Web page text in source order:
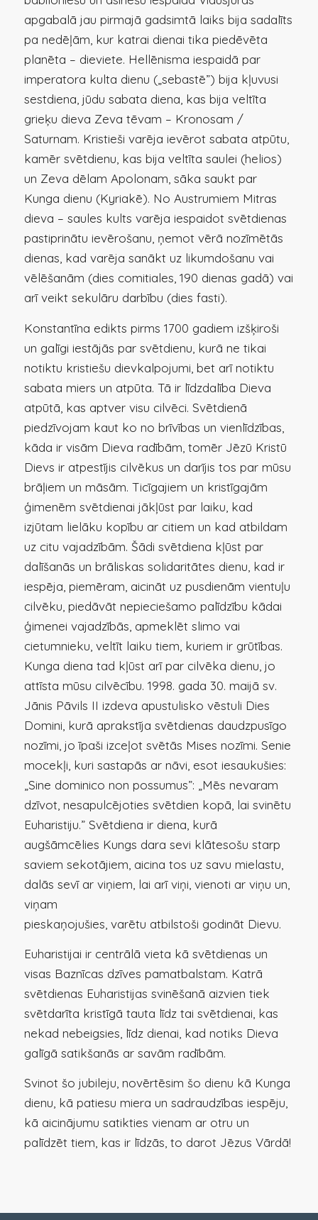
apgabalā jau pirmajā gadsimtā laiks bija sadalīts
pa nedēļām, kur katrai dienai tika piedēvēta
planēta – dieviete. Hellēnisma iespaidā par
imperatora kulta dienu („sebastē”) bija kļuvusi
sestdiena, jūdu sabata diena, kas bija veltīta
grieķu dieva Zeva tēvam – Kronosam /
Saturnam. Kristieši varēja ievērot sabata atpūtu,
kamēr svētdienu, kas bija veltīta saulei (helios)
un Zeva dēlam Apolonam, sāka saukt par
Kunga dienu (Kyriakē). No Austrumiem Mitras
dieva – saules kults varēja iespaidot svētdienas
pastiprinātu ievērošanu, ņemot vērā nozīmētās
dienas, kad varēja sanākt uz likumdošanu vai
vēlēšanām (dies comitiales, 190 dienas gadā) vai
arī veikt sekulāru darbību (dies fasti).
Konstantīna edikts pirms 1700 gadiem izšķiroši
un galīgi iestājās par svētdienu, kurā ne tikai
notiktu kristiešu dievkalpojumi, bet arī notiktu
sabata miers un atpūta. Tā ir līdzdalība Dieva
atpūtā, kas aptver visu cilvēci. Svētdienā
piedzīvojam kaut ko no brīvības un vienlīdzības,
kāda ir visām Dieva radībām, tomēr Jēzū Kristū
Dievs ir atpestījis cilvēkus un darījis tos par mūsu
brāļiem un māsām. Ticīgajiem un kristīgajām
ģimenēm svētdienai jākļūst par laiku, kad
izjūtam lielāku kopību ar citiem un kad atbildam
uz citu vajadzībām. Šādi svētdiena kļūst par
dalīšanās un brāliskas solidaritātes dienu, kad ir
iespēja, piemēram, aicināt uz pusdienām vientuļu
cilvēku, piedāvāt nepieciešamo palīdzību kādai
ģimenei vajadzībās, apmeklēt slimo vai
cietumnieku, veltīt laiku tiem, kuriem ir grūtības.
Kunga diena tad kļūst arī par cilvēka dienu, jo
attīsta mūsu cilvēcību. 1998. gada 30. maijā sv.
Jānis Pāvils II izdeva apustulisko vēstuli Dies
Domini, kurā aprakstīja svētdienas daudzpusīgo
nozīmi, jo īpaši izceļot svētās Mises nozīmi. Senie
mocekļi, kuri sastapās ar nāvi, esot iesaukušies:
„Sine dominico non possumus”: „Mēs nevaram
dzīvot, nesapulcējoties svētdien kopā, lai svinētu
Euharistiju.” Svētdiena ir diena, kurā
augšāmcēlies Kungs dara sevi klātesošu starp
saviem sekotājiem, aicina tos uz savu mielastu,
dalās sevī ar viņiem, lai arī viņi, vienoti ar viņu un,
viņam
pieskaņojušies, varētu atbilstoši godināt Dievu.
Euharistijai ir centrālā vieta kā svētdienas un
visas Baznīcas dzīves pamatbalstam. Katrā
svētdienas Euharistijas svinēšanā aizvien tiek
svētdarīta kristīgā tauta līdz tai svētdienai, kas
nekad nebeigsies, līdz dienai, kad notiks Dieva
galīgā satikšanās ar savām radībām.
Svinot šo jubileju, novērtēsim šo dienu kā Kunga
dienu, kā patiesu miera un sadraudzības iespēju,
kā aicinājumu satikties vienam ar otru un
palīdzēt tiem, kas ir līdzās, to darot Jēzus Vārdā!